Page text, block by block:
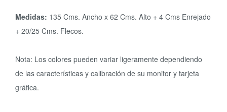
Medidas: 135 Cms. Ancho x 62 Cms. Alto + 4 Cms Enrejado
+ 20/25 Cms. Flecos.
Nota: Los colores pueden variar ligeramente dependiendo
de las características y calibración de su monitor y tarjeta
gráfica.